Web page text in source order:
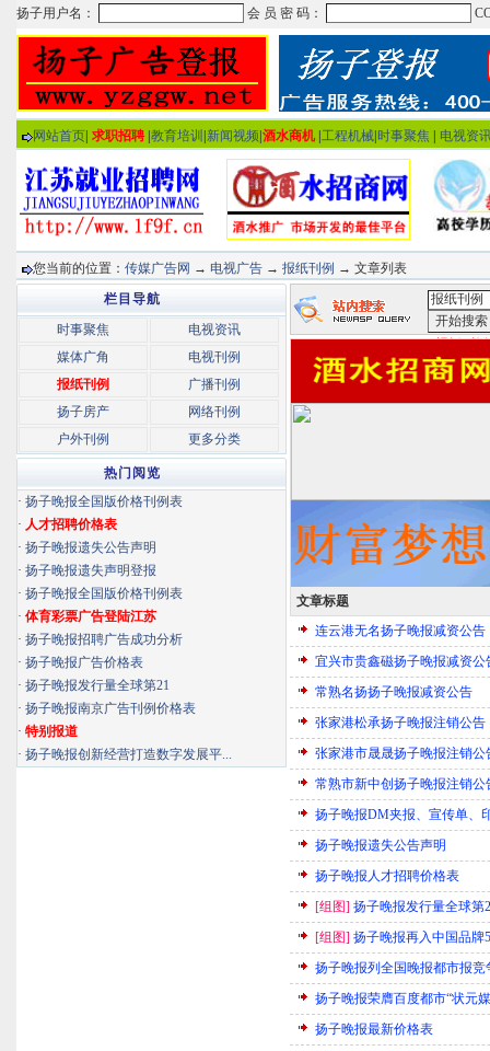
网站首页 求职招聘 教育培训 新闻视频 酒水商机 工程机械 时事聚焦 电视资
您当前的位置： 传媒广告网 → 电视广告 → 报纸刊例 → 文章列表
<报纸刊
文章标题
连云港无名扬子晚报减资公告
宜兴市贵鑫磁扬子晚报减资公
常熟名扬扬子晚报减资公告
张家港松承扬子晚报注销公告
张家港市晟晟扬子晚报注销公
常熟市新中创扬子晚报注销公
扬子晚报DM夹报、宣传单、
扬子晚报遗失公告声明
扬子晚报人才招聘价格表
[组图] 扬子晚报发行量全球第
[组图] 扬子晚报再入中国品牌
扬子晚报列全国晚报都市报竞
扬子晚报荣膺百度都市“状元
扬子晚报最新价格表
栏目导航
时事聚焦
电视资讯
媒体广角
电视刊例
报纸刊例
广播刊例
扬子房产
网络刊例
户外刊例
更多分类
热门阅览
· 扬子晚报全国版价格刊例表
· 人才招聘价格表
· 扬子晚报遗失公告声明
· 扬子晚报遗失声明登报
· 扬子晚报全国版价格刊例表
· 体育彩票广告登陆江苏
· 扬子晚报招聘广告成功分析
· 扬子晚报广告价格表
· 扬子晚报发行量全球第21
· 扬子晚报南京广告刊例价格表
· 特别报道
· 扬子晚报创新经营打造数字发展平...